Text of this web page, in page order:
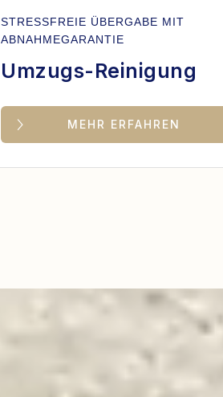
STRESSFREIE ÜBERGABE MIT
ABNAHMEGARANTIE
Umzugs-Reinigung
MEHR ERFAHREN